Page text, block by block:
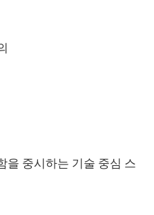
을 중시하는 기술 중심 스